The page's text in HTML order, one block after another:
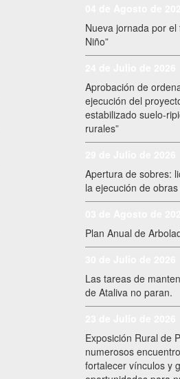
Nueva jornada por el
Niño”
Aprobación de
ejecución del
estabilizado suelo-
rurales”
Apertura de sobres:
la ejecución de
Plan Anual de
Las tareas de
de Ataliva no paran.
Exposición Rural de
numerosos
fortalecer vínculos y